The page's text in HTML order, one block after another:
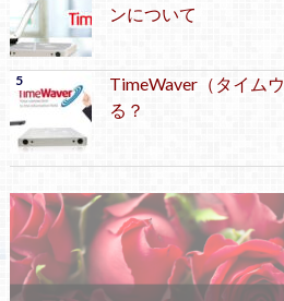
ンについて
TimeWaver（タイム
る？